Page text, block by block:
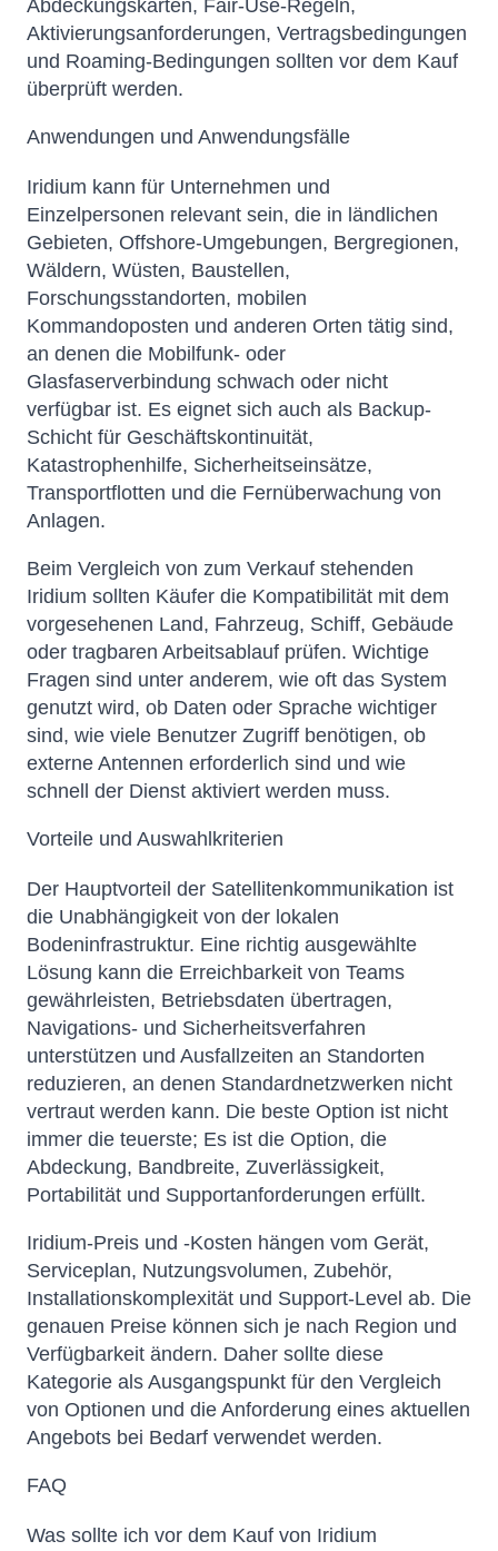
Abdeckungskarten, Fair-Use-Regeln,
Aktivierungsanforderungen, Vertragsbedingungen
und Roaming-Bedingungen sollten vor dem Kauf
überprüft werden.
Anwendungen und Anwendungsfälle
Iridium kann für Unternehmen und
Einzelpersonen relevant sein, die in ländlichen
Gebieten, Offshore-Umgebungen, Bergregionen,
Wäldern, Wüsten, Baustellen,
Forschungsstandorten, mobilen
Kommandoposten und anderen Orten tätig sind,
an denen die Mobilfunk- oder
Glasfaserverbindung schwach oder nicht
verfügbar ist. Es eignet sich auch als Backup-
Schicht für Geschäftskontinuität,
Katastrophenhilfe, Sicherheitseinsätze,
Transportflotten und die Fernüberwachung von
Anlagen.
Beim Vergleich von zum Verkauf stehenden
Iridium sollten Käufer die Kompatibilität mit dem
vorgesehenen Land, Fahrzeug, Schiff, Gebäude
oder tragbaren Arbeitsablauf prüfen. Wichtige
Fragen sind unter anderem, wie oft das System
genutzt wird, ob Daten oder Sprache wichtiger
sind, wie viele Benutzer Zugriff benötigen, ob
externe Antennen erforderlich sind und wie
schnell der Dienst aktiviert werden muss.
Vorteile und Auswahlkriterien
Der Hauptvorteil der Satellitenkommunikation ist
die Unabhängigkeit von der lokalen
Bodeninfrastruktur. Eine richtig ausgewählte
Lösung kann die Erreichbarkeit von Teams
gewährleisten, Betriebsdaten übertragen,
Navigations- und Sicherheitsverfahren
unterstützen und Ausfallzeiten an Standorten
reduzieren, an denen Standardnetzwerken nicht
vertraut werden kann. Die beste Option ist nicht
immer die teuerste; Es ist die Option, die
Abdeckung, Bandbreite, Zuverlässigkeit,
Portabilität und Supportanforderungen erfüllt.
Iridium-Preis und -Kosten hängen vom Gerät,
Serviceplan, Nutzungsvolumen, Zubehör,
Installationskomplexität und Support-Level ab. Die
genauen Preise können sich je nach Region und
Verfügbarkeit ändern. Daher sollte diese
Kategorie als Ausgangspunkt für den Vergleich
von Optionen und die Anforderung eines aktuellen
Angebots bei Bedarf verwendet werden.
FAQ
Was sollte ich vor dem Kauf von Iridium